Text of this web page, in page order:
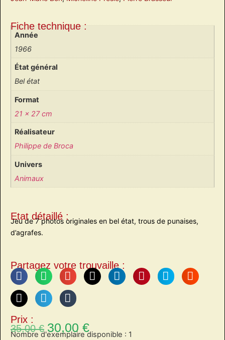
Fiche technique :
Année
1966
État général
Bel état
Format
21 x 27 cm
Réalisateur
Philippe de Broca
Univers
Animaux
Etat détaillé :
Jeu de 7 photos originales en bel état, trous de punaises,
d’agrafes.
Partagez votre trouvaille :
Prix :
35,00€ 30,00 €
Nombre d'exemplaire disponible : 1